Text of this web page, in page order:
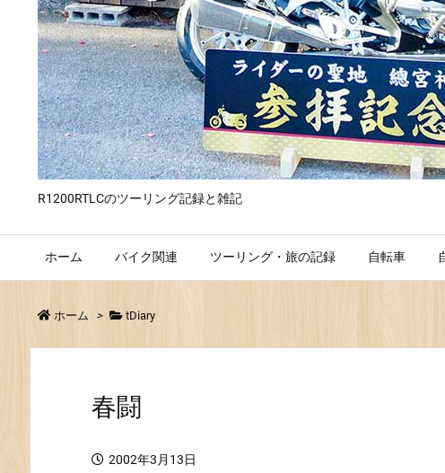
R1200RTLCのツーリング記録と雑記
ホーム バイク関連 ツーリング・旅の記録 自転車
ホーム > tDiary
春闘
2002年3月13日